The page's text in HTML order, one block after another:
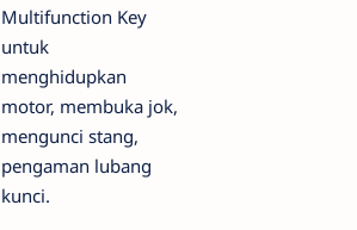
Multifunction Key
untuk
menghidupkan
motor, membuka jok,
mengunci stang,
pengaman lubang
kunci.